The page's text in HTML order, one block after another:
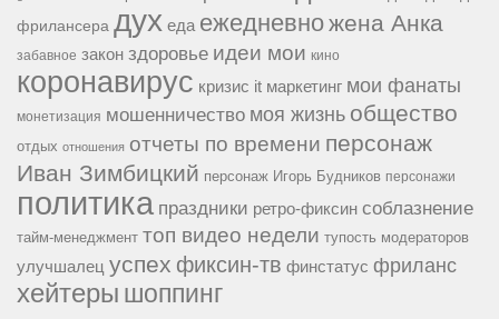
фрилансера дух еда ежедневножена Анка
забавное закон здоровье идеи мои кино
коронавирус кризис it маркетинг мои фанаты
монетизация мошенничество моя жизнь общество
отдых отношения отчеты по времени персонаж
Иван Зимбицкий персонаж Игорь Будников персонажи
политика праздники ретро-фиксин соблазнение
тайм-менеджмент топ видео недели тупость модераторов
улучшалец успех фиксин-тв финстатус фриланс
хейтеры шоппинг